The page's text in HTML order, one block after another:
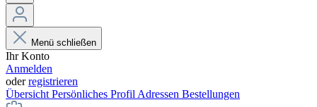
Menü schließen
Ihr Konto
Anmelden
oderregistrieren
Übersicht Persönliches Profil Adressen Bestellungen